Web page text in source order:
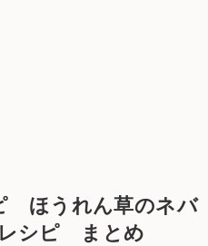
ほうれん草のネバ
シピ まとめ